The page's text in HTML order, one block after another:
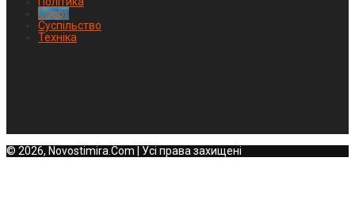
Спорт
Суспільство
Техніка
© 2026, Novostimira.Com | Усі права захищені